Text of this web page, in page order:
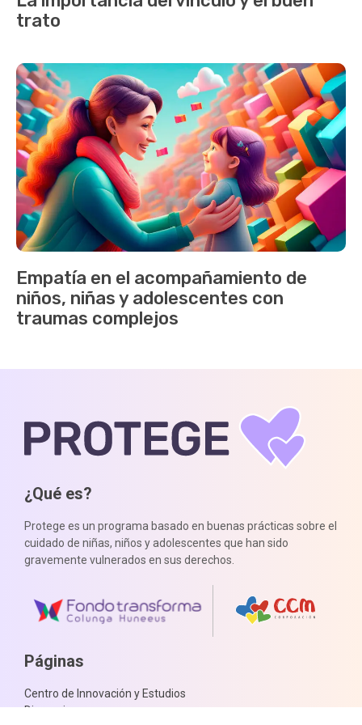
trato
Empatía en el acompañamiento de
niños, niñas y adolescentes con
traumas complejos
¿Qué es?
Protege es un programa basado en buenas prácticas sobre el
cuidado de niñas, niños y adolescentes que han sido
gravemente vulnerados en sus derechos.
Páginas
Centro de Innovación y Estudios
Dimensiones